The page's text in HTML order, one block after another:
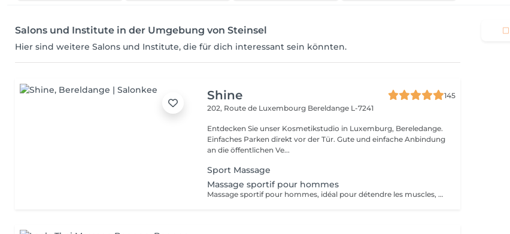
Salons und Institute in der Umgebung von Steinsel
Hier sind weitere Salons und Institute, die für dich interessant sein könnten.
Shine
145
202, Route de Luxembourg Bereldange L-7241
Entdecken Sie unser Kosmetikstudio in Luxemburg, Bereledange.
Einfaches Parken direkt vor der Tür. Gute und einfache Anbindung
an die öffentlichen Ve...
Sport Massage
Massage sportif pour hommes
Massage sportif pour hommes, idéal pour détendre les muscles, améliorer la récupération et réduire les tensions. Recommandé après le sport, le travail physique ou en cas de fatigue musculaire.